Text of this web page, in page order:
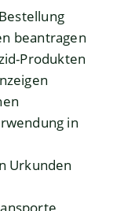
beantragen
Produkten
in
Urkunden